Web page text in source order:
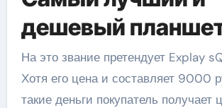
дешевый
На это звание претендует Explay
Хотя его цена и составляет 9000
такие деньги покупатель получает